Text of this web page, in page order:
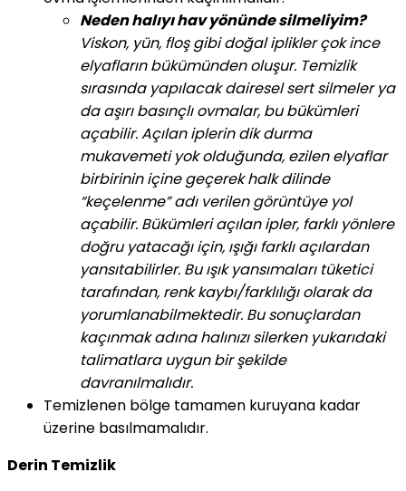
Neden halıyı hav yönünde silmeliyim?
Viskon, yün, floş gibi doğal iplikler çok ince
elyafların bükümünden oluşur. Temizlik
sırasında yapılacak dairesel sert silmeler ya
da aşırı basınçlı ovmalar, bu bükümleri
açabilir. Açılan iplerin dik durma
mukavemeti yok olduğunda, ezilen elyaflar
birbirinin içine geçerek halk dilinde
“keçelenme” adı verilen görüntüye yol
açabilir. Bükümleri açılan ipler, farklı yönlere
doğru yatacağı için, ışığı farklı açılardan
yansıtabilirler. Bu ışık yansımaları tüketici
tarafından, renk kaybı/farklılığı olarak da
yorumlanabilmektedir. Bu sonuçlardan
kaçınmak adına halınızı silerken yukarıdaki
talimatlara uygun bir şekilde
davranılmalıdır.
Temizlenen bölge tamamen kuruyana kadar
üzerine basılmamalıdır.
Derin Temizlik